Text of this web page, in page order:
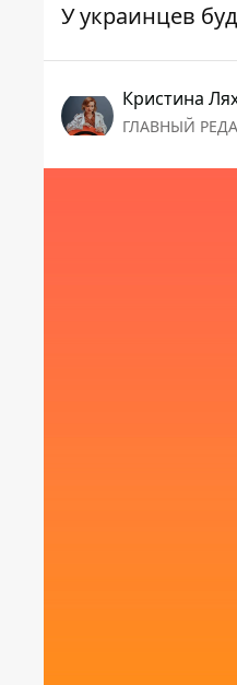
У украинцев
Кристина
ГЛАВНЫЙ